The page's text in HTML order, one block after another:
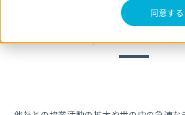
同意する
選び方
～クラウドサービスで業務効率
リティを両立させるに